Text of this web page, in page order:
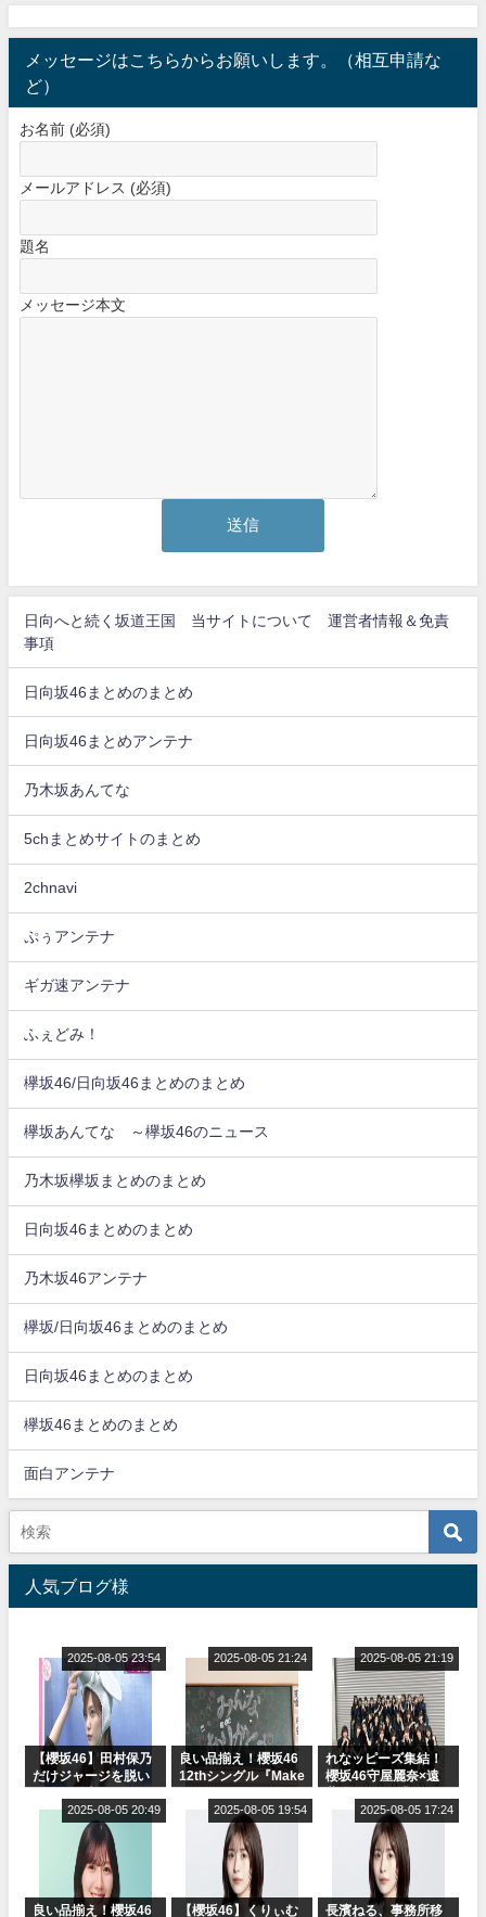
メッセージはこちらからお願いします。（相互申請な
ど）
お名前 (必須)
メールアドレス (必須)
題名
メッセージ本文
日向へと続く坂道王国 当サイトについて 運営者情報＆免責
事項
日向坂46まとめのまとめ
日向坂46まとめアンテナ
乃木坂あんてな
5chまとめサイトのまとめ
2chnavi
ぷぅアンテナ
ギガ速アンテナ
ふぇどみ！
欅坂46/日向坂46まとめのまとめ
欅坂あんてな ～欅坂46のニュース
乃木坂欅坂まとめのまとめ
日向坂46まとめのまとめ
乃木坂46アンテナ
欅坂/日向坂46まとめのまとめ
日向坂46まとめのまとめ
欅坂46まとめのまとめ
面白アンテナ
人気ブログ様
【櫻坂46】田村保乃
だけジャージを脱い
2025-08-05 23:54
良い品揃え！櫻坂46
12thシングル『Make
ャルグッズ絶賛販売
2025-08-05 21:24
れなッピーズ集結！
櫻坂46守屋麗奈×遠
ット！」水曜スタジ
オ出演決定
2025-08-05 21:19
良い品揃え！櫻坂46
2025-08-05 20:49
【櫻坂46】くりぃむ
2025-08-05 19:54
長濱ねる、事務所移
2025-08-05 17:24